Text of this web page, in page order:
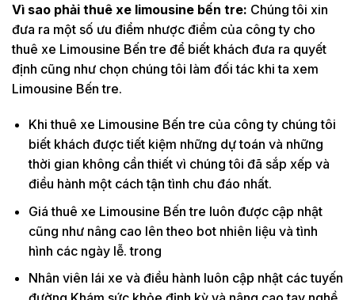
Vì sao phải thuê xe limousine bến tre: Chúng tôi xin
đưa ra một số ưu điểm nhược điểm của công ty cho
thuê xe Limousine Bến tre để biết khách đưa ra quyết
định cũng như chọn chúng tôi làm đối tác khi ta xem
Limousine Bến tre.
Khi thuê xe Limousine Bến tre của công ty chúng tôi
biết khách được tiết kiệm những dự toán và những
thời gian không cần thiết vì chúng tôi đã sắp xếp và
điều hành một cách tận tình chu đáo nhất.
Giá thuê xe Limousine Bến tre luôn được cập nhật
cũng như nâng cao lên theo bot nhiên liệu và tình
hình các ngày lễ. trong
Nhân viên lái xe và điều hành luôn cập nhật các tuyến